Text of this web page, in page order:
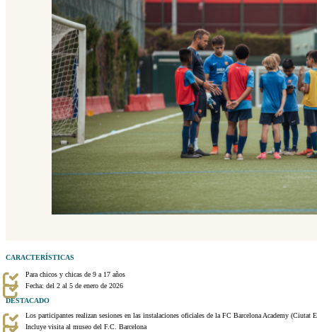
CARACTERÍSTICAS
Para chicos y chicas de 9 a 17 años
Fecha: del 2 al 5 de enero de 2026
DESTACADO
Los participantes realizan sesiones en las instalaciones oficiales de la FC Barcelona Academy (Ciutat
Incluye visita al museo del F.C. Barcelona